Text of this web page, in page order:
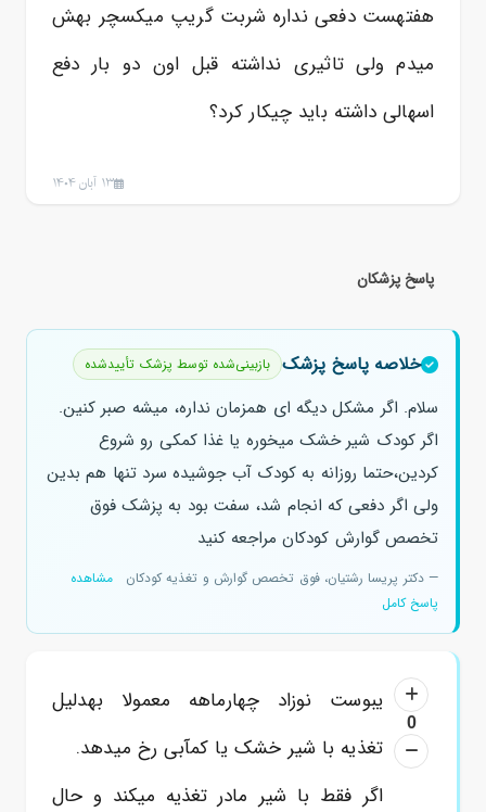
هفتهست دفعی نداره شربت گریپ میکسچر بهش
میدم ولی تاثیری نداشته قبل اون دو بار دفع
اسهالی داشته باید چیکار کرد؟
13 آبان 1404
پاسخ پزشکان
خلاصه پاسخ پزشک بازبینی‌شده توسط پزشک تأییدشده
سلام. اگر مشکل دیگه ای همزمان نداره، میشه صبر کنین.
اگر کودک شیر خشک میخوره یا غذا کمکی رو شروع
کردین،حتما روزانه به کودک آب جوشیده سرد تنها هم بدین
ولی اگر دفعی که انجام شد، سفت بود به پزشک فوق
تخصص گوارش کودکان مراجعه کنید
— دکتر پریسا رشتیان، فوق تخصص گوارش و تغذیه کودکان
مشاهده
پاسخ کامل
0
یبوست نوزاد چهارماهه معمولا بهدلیل
تغذیه با شیر خشک یا کمآبی رخ میدهد.
اگر فقط با شیر مادر تغذیه میکند و حال